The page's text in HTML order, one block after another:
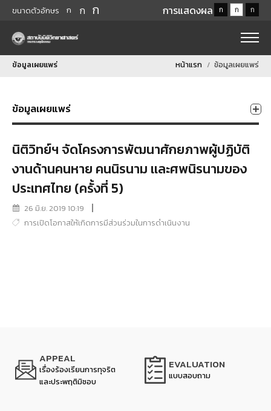
ขนาดตัวอักษร ก ก ก การแสดงผล ก ก ก
ข้อมูลเผยแพร่ หน้าแรก ข้อมูลเผยแพร่
ข้อมูลเผยแพร่
นิติวิทย์ฯ จัดโครงการพัฒนาศักยภาพผู้ปฏิบัติ
งานด้านคนหาย คนนิรนาม เเละศพนิรนามของ
ประเทศไทย (ครั้งที่ 5)
26 มิ.ย. 2019 10:19
การเปิดโอกาสให้เกิดการมีส่วนร่วมในการดำเนินงาน
APPEAL
เรื่องร้องเรียนการทุจริต
และประพฤติมิชอบ
EVALUATION
แบบสอบถาม